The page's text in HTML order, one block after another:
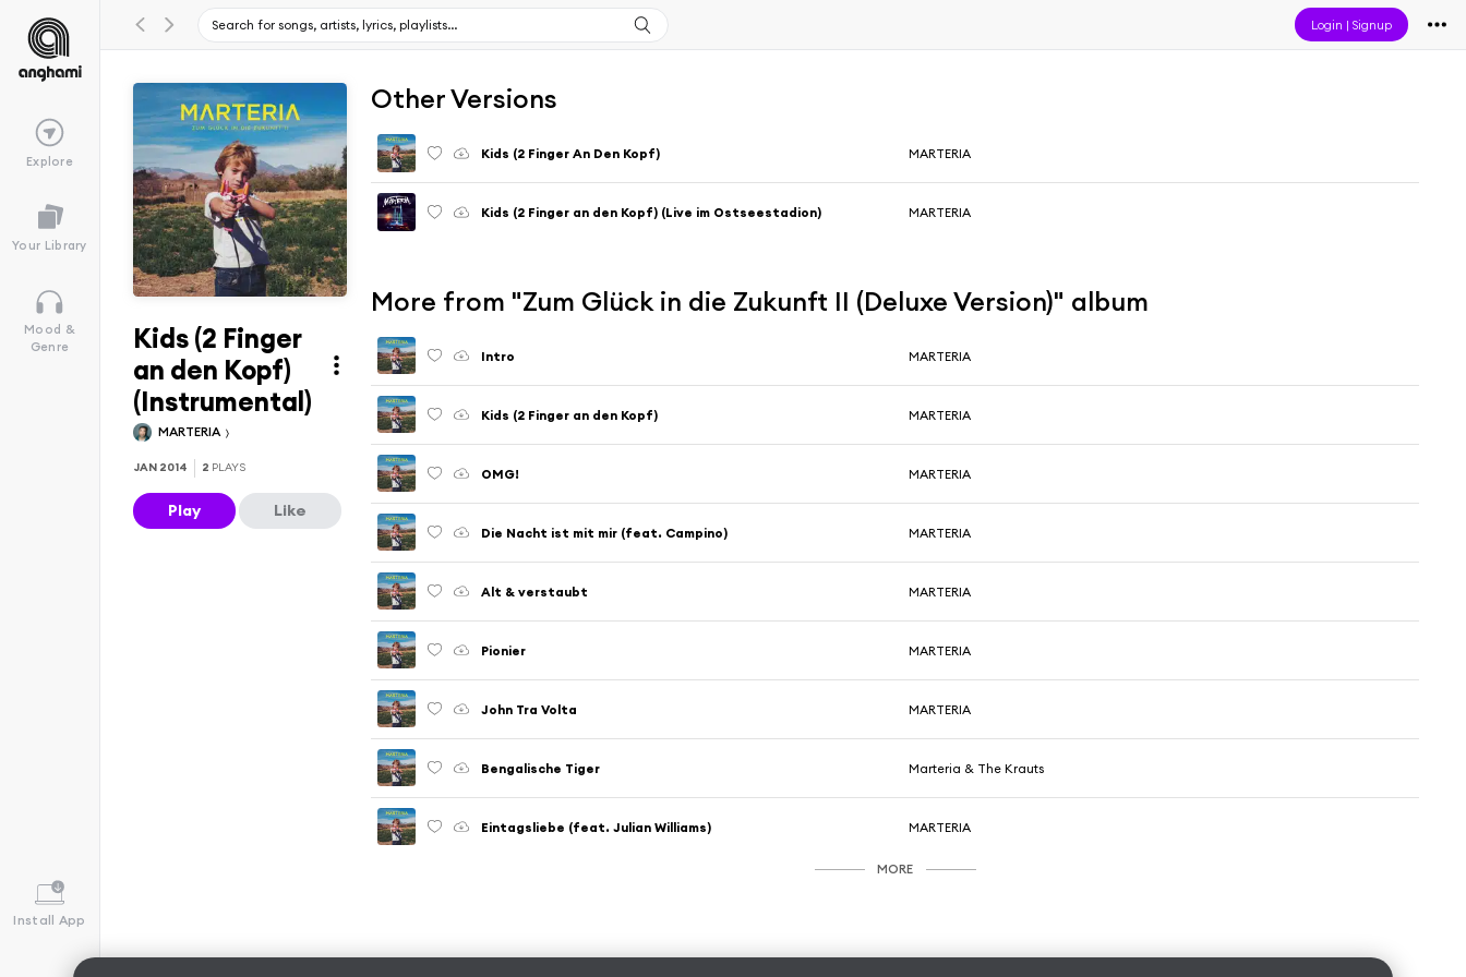
Login |Signup
Explore
Your Library
Mood &
Genre
Install App
Kids (2 Finger
an den Kopf)
(Instrumental)
MARTERIA
JAN 2014 2 PLAYS
Play Like
Other Versions
Kids (2 Finger An Den Kopf) MARTERIA
Kids (2 Finger an den Kopf) (Live im Ostseestadion) MARTERIA
More from "Zum Glück in die Zukunft II (Deluxe Version)" album
Intro MARTERIA
Kids (2 Finger an den Kopf) MARTERIA
OMG! MARTERIA
Die Nacht ist mit mir (feat. Campino) MARTERIA
Alt & verstaubt MARTERIA
Pionier MARTERIA
John Tra Volta MARTERIA
Bengalische Tiger Marteria & The Krauts
Eintagsliebe (feat. Julian Williams) MARTERIA
MORE